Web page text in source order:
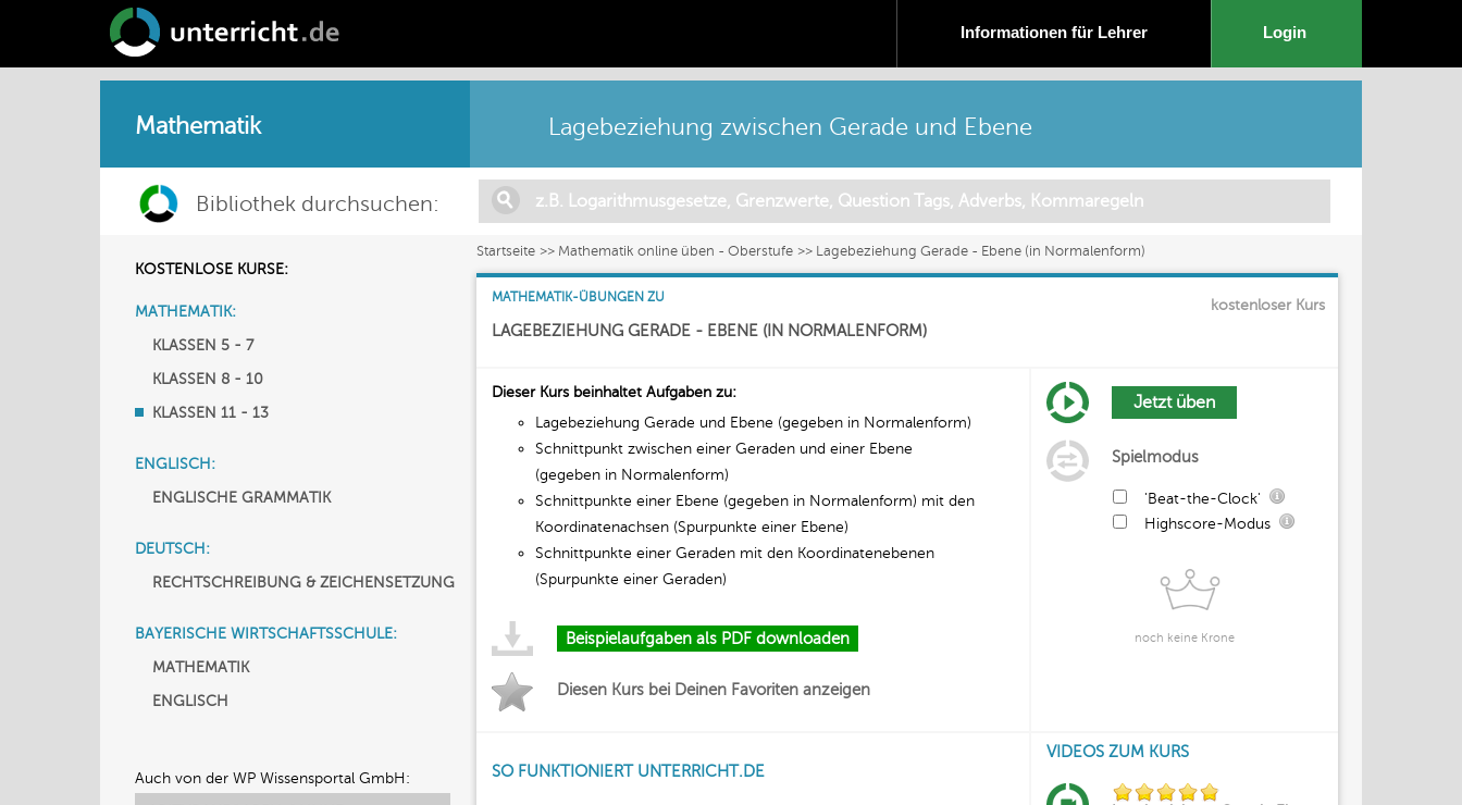
Login
Informationen für Lehrer
Mathematik Lagebeziehung zwischen Gerade und Ebene
Bibliothek durchsuchen:
Startseite Mathematik online üben - Oberstufe Lagebeziehung Gerade - Ebene (in Normalenform)
MATHEMATIK-ÜBUNGEN ZU
LAGEBEZIEHUNG GERADE - EBENE (IN NORMALENFORM)
kostenloser Kurs
Dieser Kurs beinhaltet Aufgaben zu:
Lagebeziehung Gerade und Ebene (gegeben in Normalenform)
Schnittpunkt zwischen einer Geraden und einer Ebene
(gegeben in Normalenform)
Schnittpunkte einer Ebene (gegeben in Normalenform) mit den
Koordinatenachsen (Spurpunkte einer Ebene)
Schnittpunkte einer Geraden mit den Koordinatenebenen
(Spurpunkte einer Geraden)
Beispielaufgaben als PDF downloaden
Diesen Kurs bei Deinen Favoriten anzeigen
Jetzt üben
Spielmodus
'Beat-the-Clock'
Highscore-Modus
noch keine Krone
SO FUNKTIONIERT UNTERRICHT.DE
VIDEOS ZUM KURS
KOSTENLOSE KURSE:
MATHEMATIK:
KLASSEN 5 - 7
KLASSEN 8 - 10
KLASSEN 11 - 13
ENGLISCH:
ENGLISCHE GRAMMATIK
DEUTSCH:
RECHTSCHREIBUNG & ZEICHENSETZUNG
BAYERISCHE WIRTSCHAFTSSCHULE:
MATHEMATIK
ENGLISCH
Auch von der WP Wissensportal GmbH: